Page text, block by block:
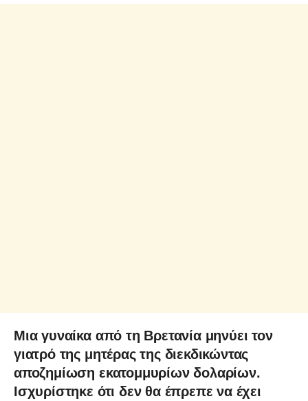
Μια γυναίκα από τη Βρετανία μηνύει τον
γιατρό της μητέρας της διεκδικώντας
αποζημίωση εκατομμυρίων δολαρίων.
Ισχυρίστηκε ότι δεν θα έπρεπε να έχει